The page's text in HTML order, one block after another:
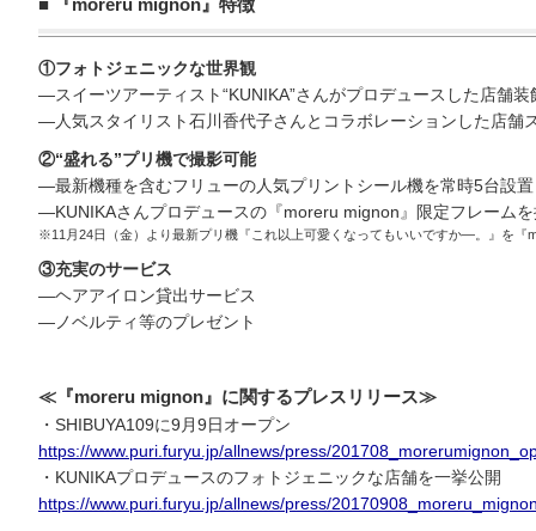
■ 『moreru mignon』特徴
①フォトジェニックな世界観
―スイーツアーティスト“KUNIKA”さんがプロデュースした店舗装
―人気スタイリスト石川香代子さんとコラボレーションした店舗
②“盛れる”プリ機で撮影可能
―最新機種を含むフリューの人気プリントシール機を常時5台設置
―KUNIKAさんプロデュースの『moreru mignon』限定フレーム
※11月24日（金）より最新プリ機『これ以上可愛くなってもいいですか―。』を『
③充実のサービス
―ヘアアイロン貸出サービス
―ノベルティ等のプレゼント
≪『moreru mignon』に関するプレスリリース≫
・SHIBUYA109に9月9日オープン
https://www.puri.furyu.jp/allnews/press/
・KUNIKAプロデュースのフォトジェニックな店舗を一挙公開
https://www.puri.furyu.jp/allnews/press/